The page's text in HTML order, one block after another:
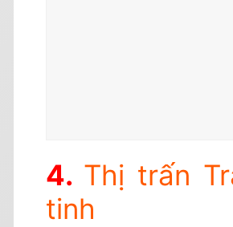
Thị trấn
tinh